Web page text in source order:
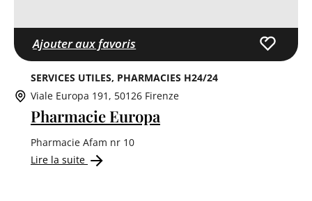
Ajouter aux favoris
SERVICES UTILES PHARMACIES H24/24
Viale Europa 191, 50126 Firenze
Pharmacie Europa
Pharmacie Afam nr 10
Lire la suite